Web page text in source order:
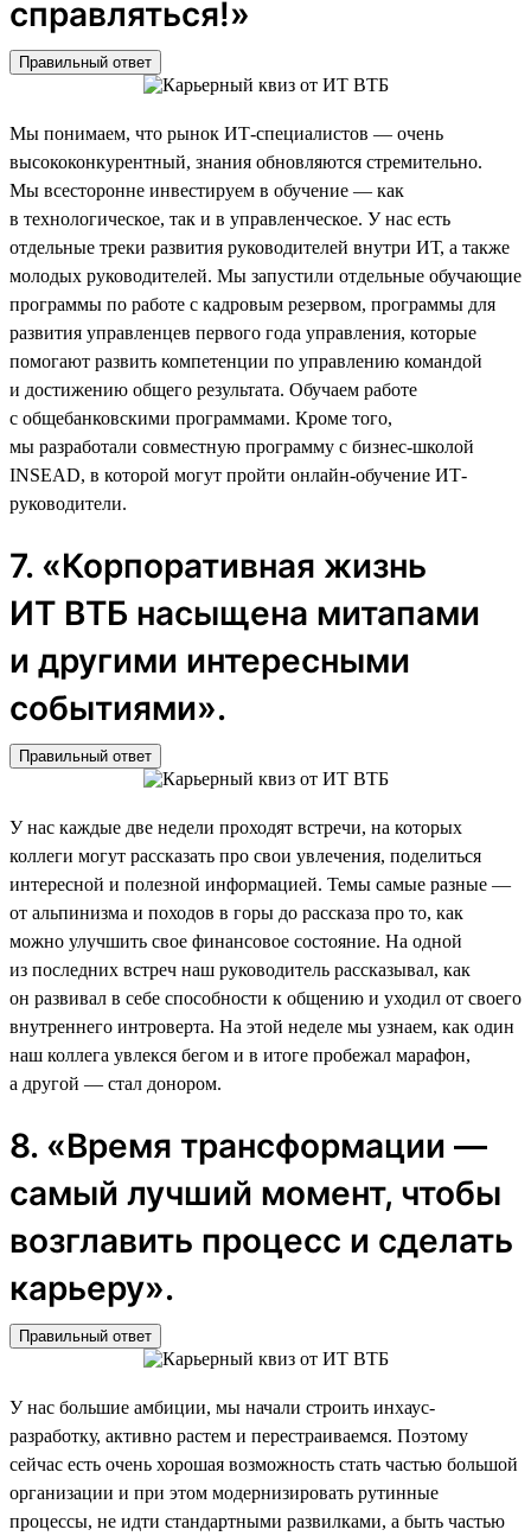
справляться!»
Правильный ответ
Мы понимаем, что рынок ИТ-специалистов — очень
высококонкурентный, знания обновляются стремительно.
Мы всесторонне инвестируем в обучение — как
в технологическое, так и в управленческое. У нас есть
отдельные треки развития руководителей внутри ИТ, а также
молодых руководителей. Мы запустили отдельные обучающие
программы по работе с кадровым резервом, программы для
развития управленцев первого года управления, которые
помогают развить компетенции по управлению командой
и достижению общего результата. Обучаем работе
с общебанковскими программами. Кроме того,
мы разработали совместную программу с бизнес-школой
INSEAD, в которой могут пройти онлайн-обучение ИТ-
руководители.
7. «Корпоративная жизнь
ИТ ВТБ насыщена митапами
и другими интересными
событиями».
Правильный ответ
У нас каждые две недели проходят встречи, на которых
коллеги могут рассказать про свои увлечения, поделиться
интересной и полезной информацией. Темы самые разные —
от альпинизма и походов в горы до рассказа про то, как
можно улучшить свое финансовое состояние. На одной
из последних встреч наш руководитель рассказывал, как
он развивал в себе способности к общению и уходил от своего
внутреннего интроверта. На этой неделе мы узнаем, как один
наш коллега увлекся бегом и в итоге пробежал марафон,
а другой — стал донором.
8. «Время трансформации —
самый лучший момент, чтобы
возглавить процесс и сделать
карьеру».
Правильный ответ
У нас большие амбиции, мы начали строить инхаус-
разработку, активно растем и перестраиваемся. Поэтому
сейчас есть очень хорошая возможность стать частью большой
организации и при этом модернизировать рутинные
процессы, не идти стандартными развилками, а быть частью